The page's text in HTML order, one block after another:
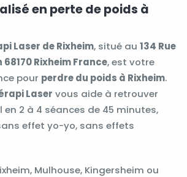
en perte de poids à
Laser de Rixheim, situé au 134 Rue
Rixheim France, est votre
pour perdre du poids à Rixheim.
Laser vous aide à retrouver
2 à 4 séances de 45 minutes,
effet yo-yo, sans effets
Mulhouse, Kingersheim ou